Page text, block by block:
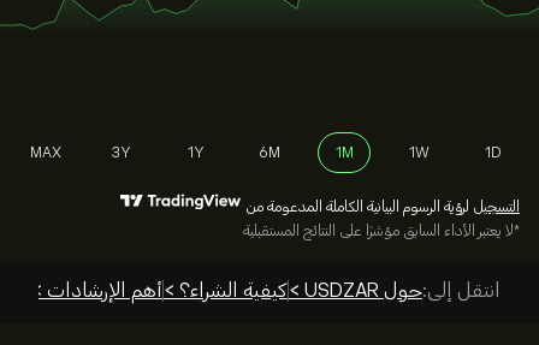
1D
1W
1M
6M
1Y
3Y
MAX
التسجيل لرؤية الرسوم البيانية الكاملة المدعومة من
*لا يعتبر الأداء السابق مؤشرًا على النتائج المستقبلية
انتقل إلى:حول USDZAR > كيفية الشراء؟ >أهم الإرشادات >